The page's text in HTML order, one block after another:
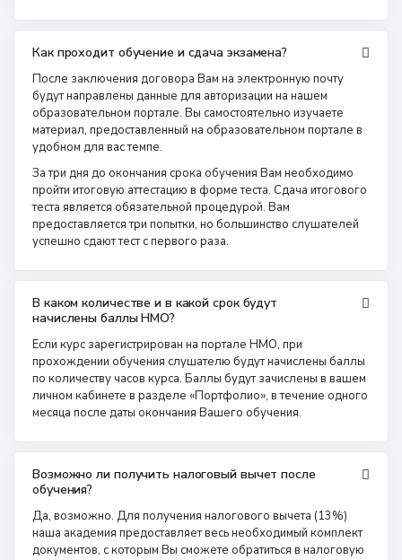
Как проходит обучение и сдача экзамена?
После заключения договора Вам на электронную почту
будут направлены данные для авторизации на нашем
образовательном портале. Вы самостоятельно изучаете
материал, предоставленный на образовательном портале в
удобном для вас темпе.
За три дня до окончания срока обучения Вам необходимо
пройти итоговую аттестацию в форме теста. Сдача итогового
теста является обязательной процедурой. Вам
предоставляется три попытки, но большинство слушателей
успешно сдают тест с первого раза.
В каком количестве и в какой срок будут
начислены баллы НМО?
Если курс зарегистрирован на портале НМО, при
прохождении обучения слушателю будут начислены баллы
по количеству часов курса. Баллы будут зачислены в вашем
личном кабинете в разделе «Портфолио», в течение одного
месяца после даты окончания Вашего обучения.
Возможно ли получить налоговый вычет после
обучения?
Да, возможно. Для получения налогового вычета (13%)
наша академия предоставляет весь необходимый комплект
документов, с которым Вы сможете обратиться в налоговую